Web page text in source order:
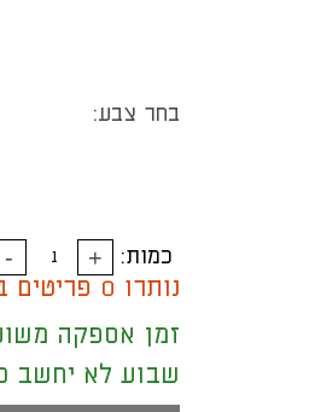
בחר צבע:
כמות:
נותרו 0 פריטים במלאי
זמן אספקה משוער
שבוע לא יחשב